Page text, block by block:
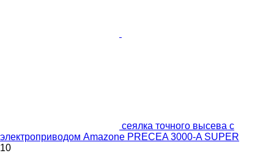
сеялка точного высева с
электроприводом Amazone PRECEA 3000-A SUPER
10